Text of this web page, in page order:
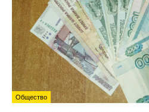
Общество